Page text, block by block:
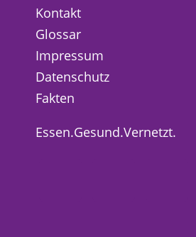
Kontakt
Glossar
Impressum
Datenschutz
Fakten
Essen.Gesund.Vernetzt.